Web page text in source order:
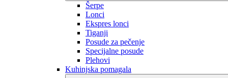
Šerpe
Lonci
Ekspres lonci
Tiganji
Posude za pečenje
Specijalne posude
Plehovi
Kuhinjska pomagala